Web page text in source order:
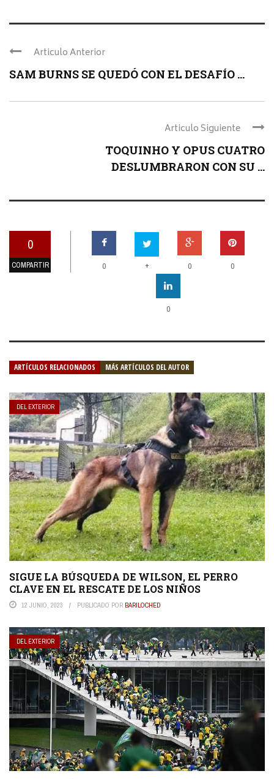
Articulo Anterior
SAM BURNS SE QUEDÓ CON EL DESAFÍO ...
Articulo Siguiente
TOQUINHO Y OPUS CUATRO
DESLUMBRARON CON SU ...
0
COMPARTIR 0 + 0 0
0
ARTÍCULOS RELACIONADOS MÁS ARTÍCULOS DEL AUTOR
DEL EXTERIOR
SIGUE LA BÚSQUEDA DE WILSON, EL PERRO
CLAVE EN EL RESCATE DE LOS NIÑOS
12 JUNIO, 2023 PUBLICADO POR BARILOCHED
DEL EXTERIOR